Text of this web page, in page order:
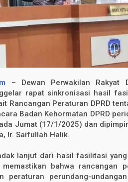
– Dewan Perwakilan Rakyat
rapat sinkronisasi hasil
Rancangan Peraturan DPRD
Badan Kehormatan DPRD
Jumat (17/1/2025) dan
Ir. Saifullah Halik.
lanjut dari hasil fasilitasi
bahwa rancangan
peraturan perundang-